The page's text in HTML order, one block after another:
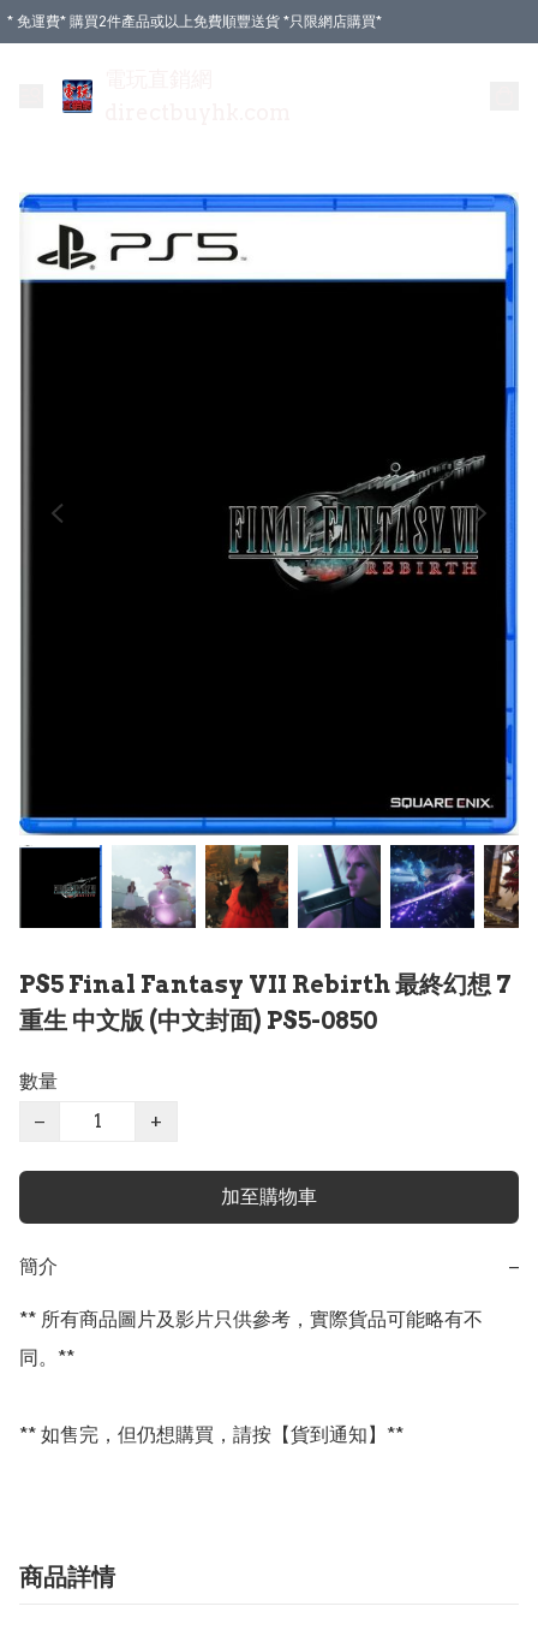
* 免運費* 購買2件產品或以上免費順豐送貨 *只限網店購買*
PS5 Final Fantasy VII Rebirth 最終幻想 7
重生 中文版 (中文封面) PS5-0850
數量
−
+
加至購物車
簡介 −
** 所有商品圖片及影片只供參考，實際貨品可能略有不
同。**
** 如售完，但仍想購買，請按【貨到通知】**
商品詳情